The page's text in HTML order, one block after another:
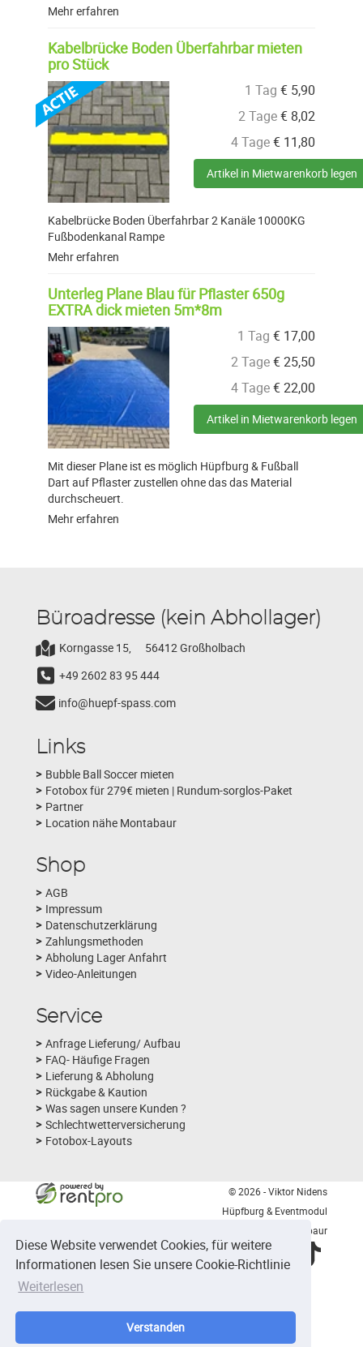
Diese Website verwendet Cookies, für weitere
Informationen lesen Sie unsere Cookie-Richtlinie
Weiterlesen
Verstanden
Mehr erfahren
Kabelbrücke Boden Überfahrbar mieten
pro Stück
1 Tag € 5,90
2 Tage€ 8,02
4 Tage€ 11,80
Artikel in Mietwarenkorb legen
Kabelbrücke Boden Überfahrbar 2 Kanäle 10000KG
Fußbodenkanal Rampe
Mehr erfahren
Unterleg Plane Blau für Pflaster 650g
EXTRA dick mieten 5m*8m
1 Tag € 17,00
2 Tage€25,50
4 Tage€22,00
Artikel in Mietwarenkorb legen
Mit dieser Plane ist es möglich Hüpfburg & Fußball
Dart auf Pflaster zustellen ohne das das Material
durchscheuert.
Mehr erfahren
Büroadresse (kein Abhollager)
Korngasse 15,
56412 Großholbach
+49 2602 83 95 444
info@huepf-spass.com
Links
Bubble Ball Soccer mieten
Fotobox für 279€ mieten | Rundum-sorglos-Paket
Partner
Location nähe Montabaur
Shop
AGB
Impressum
Datenschutzerklärung
Zahlungsmethoden
Abholung Lager Anfahrt
Video-Anleitungen
Service
Anfrage Lieferung/ Aufbau
FAQ- Häufige Fragen
Lieferung & Abholung
Rückgabe & Kaution
Was sagen unsere Kunden ?
Schlechtwetterversicherung
Fotobox-Layouts
© 2026 - Viktor Nidens
Hüpfburg & Eventmodul
Verleih Montabaur
facebookyoutubeinstagramtiktok
Hüpfburg &Eventmodul Verleih